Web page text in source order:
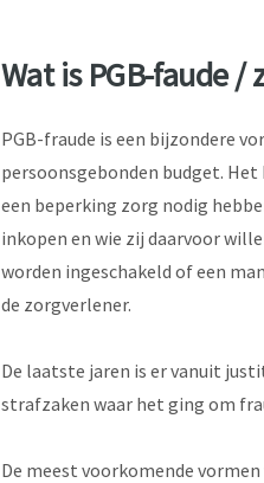
Wat is PGB-faude /
PGB-fraude is een bijzondere
persoonsgebonden budget.
een beperking zorg nodig
inkopen en wie zij daarvoor
worden ingeschakeld of een
de zorgverlener.
De laatste jaren is er vanuit
strafzaken waar het ging om
De meest voorkomende